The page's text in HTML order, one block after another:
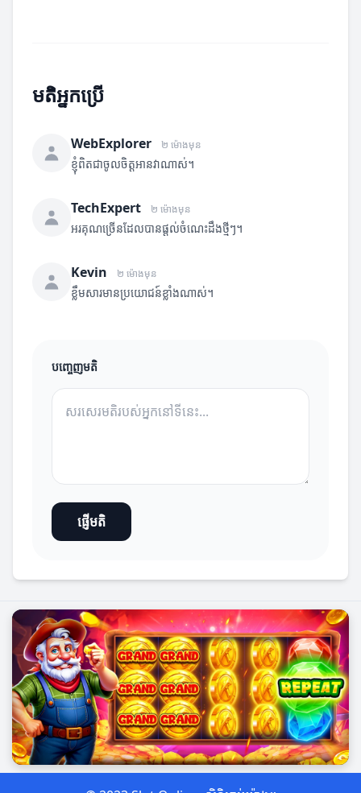
មតិអ្នកប្រើ
WebExplorer ២ ម៉ោងមុន
ខ្ញុំពិតជាចូលចិត្តអានវាណាស់។
TechExpert ២ ម៉ោងមុន
អរគុណច្រើនដែលបានផ្តល់ចំណេះដឹងថ្មីៗ។
Kevin ២ ម៉ោងមុន
ខ្លឹមសារមានប្រយោជន៍ខ្លាំងណាស់។
បញ្ចេញមតិ
ផ្ញើមតិ